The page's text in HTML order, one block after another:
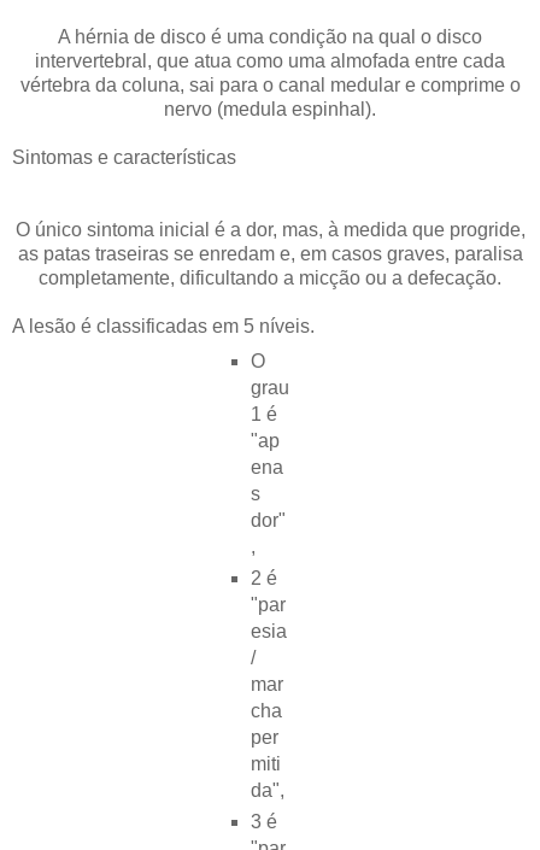
A hérnia de disco é uma condição na qual o disco
intervertebral, que atua como uma almofada entre cada
vértebra da coluna, sai para o canal medular e comprime o
nervo (medula espinhal).
Sintomas e características
O único sintoma inicial é a dor, mas, à medida que progride,
as patas traseiras se enredam e, em casos graves, paralisa
completamente, dificultando a micção ou a defecação.
A lesão é classificadas em 5 níveis.
O
grau
1 é
"ap
ena
s
dor"
,
2 é
"par
esia
/
mar
cha
per
miti
da",
3 é